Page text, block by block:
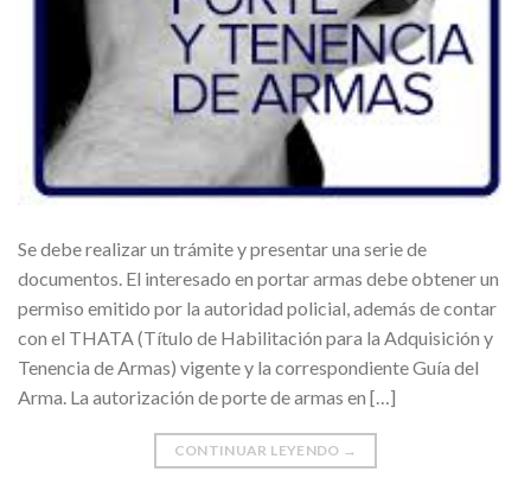
Se debe realizar un trámite y presentar una serie de
documentos. El interesado en portar armas debe obtener un
permiso emitido por la autoridad policial, además de contar
con el THATA (Título de Habilitación para la Adquisición y
Tenencia de Armas) vigente y la correspondiente Guía del
Arma. La autorización de porte de armas en […]
CONTINUAR LEYENDO →